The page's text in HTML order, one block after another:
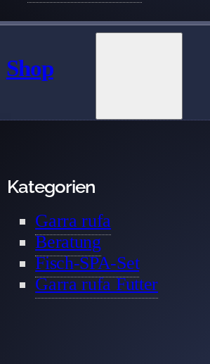
Shop
Kategorien
Garra rufa
Beratung
Fisch-SPA-Set
Garra rufa Futter